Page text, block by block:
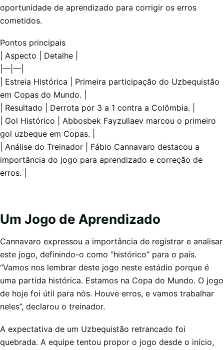
oportunidade de aprendizado para corrigir os erros
cometidos.
Pontos principais
| Aspecto | Detalhe |
|—|—|
| Estreia Histórica | Primeira participação do Uzbequistão
em Copas do Mundo. |
| Resultado | Derrota por 3 a 1 contra a Colômbia. |
| Gol Histórico | Abbosbek Fayzullaev marcou o primeiro
gol uzbeque em Copas. |
| Análise do Treinador | Fábio Cannavaro destacou a
importância do jogo para aprendizado e correção de
erros. |
Um Jogo de Aprendizado
Cannavaro expressou a importância de registrar e analisar
este jogo, definindo-o como “histórico” para o país.
“Vamos nos lembrar deste jogo neste estádio porque é
uma partida histórica. Estamos na Copa do Mundo. O jogo
de hoje foi útil para nós. Houve erros, e vamos trabalhar
neles”, declarou o treinador.
A expectativa de um Uzbequistão retrancado foi
quebrada. A equipe tentou propor o jogo desde o início,